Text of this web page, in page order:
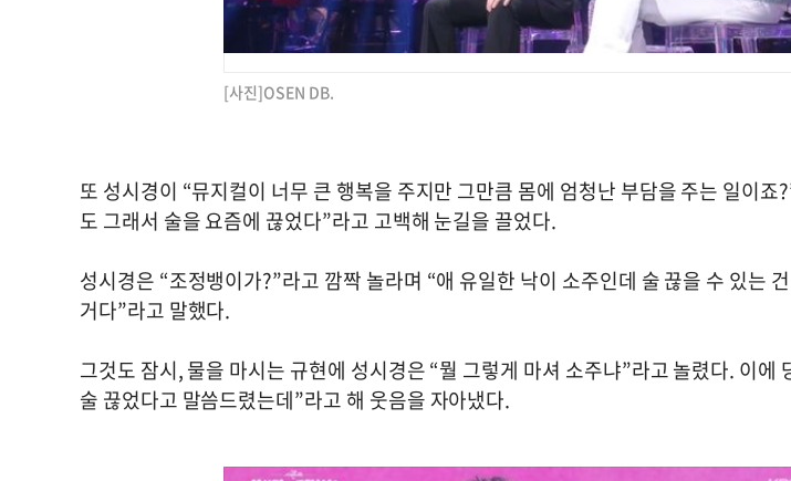
[사진]OSEN DB.
또 성시경이 “뮤지컬이 너무 큰 행복을 주지만 그만큼 몸에 엄청난 부담을 주는 일이죠
도 그래서 술을 요즘에 끊었다”라고 고백해 눈길을 끌었다.
성시경은 “조정뱅이가?”라고 깜짝 놀라며 “애 유일한 낙이 소주인데 술 끊을 수 있는
거다”라고 말했다.
그것도 잠시, 물을 마시는 규현에 성시경은 “뭘 그렇게 마셔 소주냐”라고 놀렸다. 이에
술 끊었다고 말씀드렸는데”라고 해 웃음을 자아냈다.